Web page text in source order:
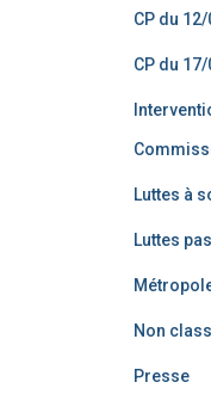
CP du
CP du
Luttes à
Luttes
Non
Presse